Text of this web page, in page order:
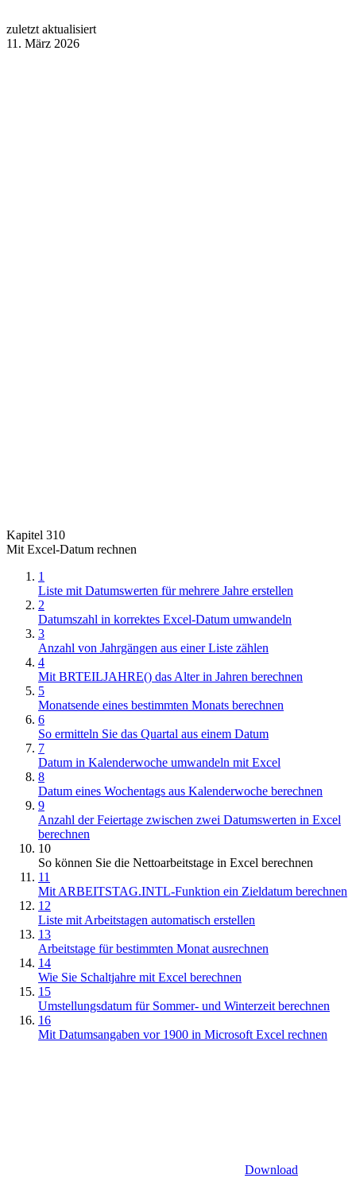
zuletzt aktualisiert
11. März 2026
Kapitel 310
Mit Excel-Datum rechnen
1
Liste mit Datumswerten für mehrere Jahre erstellen
2
Datumszahl in korrektes Excel-Datum umwandeln
3
Anzahl von Jahrgängen aus einer Liste zählen
4
Mit BRTEILJAHRE() das Alter in Jahren berechnen
5
Monatsende eines bestimmten Monats berechnen
6
So ermitteln Sie das Quartal aus einem Datum
7
Datum in Kalenderwoche umwandeln mit Excel
8
Datum eines Wochentags aus Kalenderwoche berechnen
9
Anzahl der Feiertage zwischen zwei Datumswerten in Excel
berechnen
10
So können Sie die Nettoarbeitstage in Excel berechnen
11
Mit ARBEITSTAG.INTL-Funktion ein Zieldatum berechnen
12
Liste mit Arbeitstagen automatisch erstellen
13
Arbeitstage für bestimmten Monat ausrechnen
14
Wie Sie Schaltjahre mit Excel berechnen
15
Umstellungsdatum für Sommer- und Winterzeit berechnen
16
Mit Datumsangaben vor 1900 in Microsoft Excel rechnen
Download